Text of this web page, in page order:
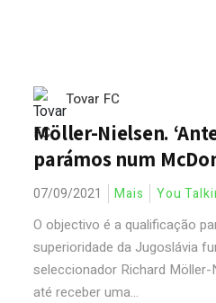
Tovar FC
Möller-Nielsen.
parámos num
07/09/2021 Mais You
O objectivo é a qualificação
superioridade da Jugoslávia
seleccionador Richard
até receber uma...